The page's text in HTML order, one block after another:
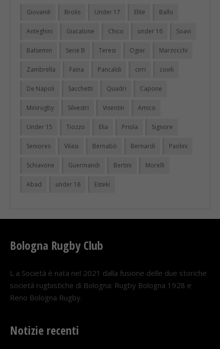
Giovanili Brolis Under 17 Elite Ballo
Anteghini Giacalone Chico under 16 Soavi
Balsemin Serie B Teresi Ogier Marzocchi
Zambrella Faina Pancaldi cirri covili
De Napoli Sacchetti Quadri Capone
Minirugby Silvestri Visentin Amico
Under 15 Tiozzo Elia Priola Signore
Seniores Vilasi Bernabò Bernardi Paolini
Schiavone Guermandi Bertini Morelli
Abad under 18 Esteki
Bologna Rugby Club
L a Società è nata nel 2021 dalla fusione delle due storiche
società rugbistiche di Bologna: Rugby Bologna 1928 e
Reno Bologna Rugby.
Notizie recenti